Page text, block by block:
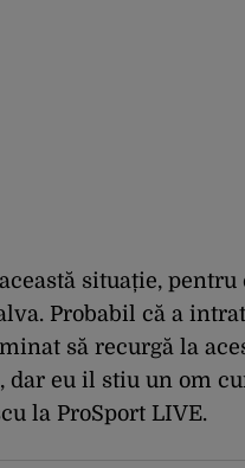
situație, pentru
Probabil că a
să recurgă la
eu il stiu un om
la ProSport LIVE.